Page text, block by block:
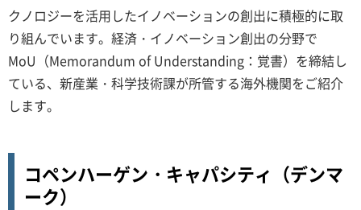
クノロジーを活用したイノベーションの創出に積極的に取
り組んでいます。経済・イノベーション創出の分野で
MoU（Memorandum of Understanding：覚書）を締結し
ている、新産業・科学技術課が所管する海外機関をご紹介
します。
コペンハーゲン・キャパシティ（デンマ
ーク）